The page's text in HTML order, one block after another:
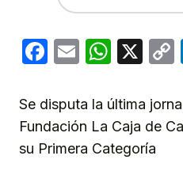
Facebook
Email X
Se disputa la última
Fundación La Caja de
su Primera Categoría